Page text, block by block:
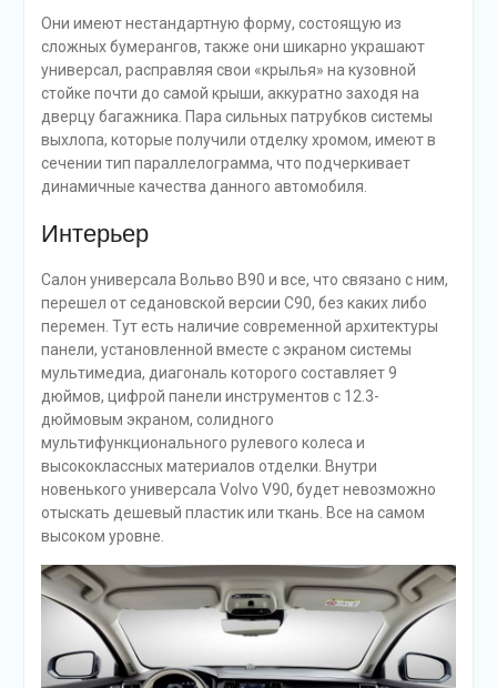
Они имеют нестандартную форму, состоящую из
сложных бумерангов, также они шикарно украшают
универсал, расправляя свои «крылья» на кузовной
стойке почти до самой крыши, аккуратно заходя на
дверцу багажника. Пара сильных патрубков системы
выхлопа, которые получили отделку хромом, имеют в
сечении тип параллелограмма, что подчеркивает
динамичные качества данного автомобиля.
Интерьер
Салон универсала Вольво В90 и все, что связано с ним,
перешел от седановской версии С90, без каких либо
перемен. Тут есть наличие современной архитектуры
панели, установленной вместе с экраном системы
мультимедиа, диагональ которого составляет 9
дюймов, цифрой панели инструментов с 12.3-
дюймовым экраном, солидного
мультифункционального рулевого колеса и
высококлассных материалов отделки. Внутри
новенького универсала Volvo V90, будет невозможно
отыскать дешевый пластик или ткань. Все на самом
высоком уровне.